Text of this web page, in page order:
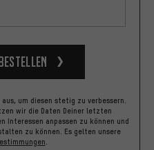
um diesen stetig zu verbessern.
wir die Daten Deiner letzten
Interessen anpassen zu können und
zu können. Es gelten unsere
.